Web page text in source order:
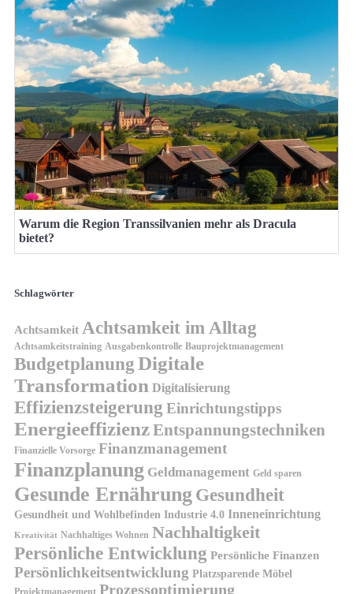
Warum die Region Transsilvanien mehr als Dracula
bietet?
Schlagwörter
Achtsamkeit Achtsamkeit im Alltag
Achtsamkeitstraining Ausgabenkontrolle Bauprojektmanagement
BudgetplanungDigitale
Transformation Digitalisierung
Effizienzsteigerung Einrichtungstipps
EnergieeffizienzEntspannungstechniken
Finanzielle Vorsorge Finanzmanagement
Finanzplanung Geldmanagement Geld sparen
Gesunde Ernährung Gesundheit
Gesundheit und Wohlbefinden Industrie 4.0 Inneneinrichtung
Kreativität Nachhaltiges Wohnen Nachhaltigkeit
Persönliche Entwicklung Persönliche Finanzen
Persönlichkeitsentwicklung Platzsparende Möbel
Projektmanagement Prozessoptimierung